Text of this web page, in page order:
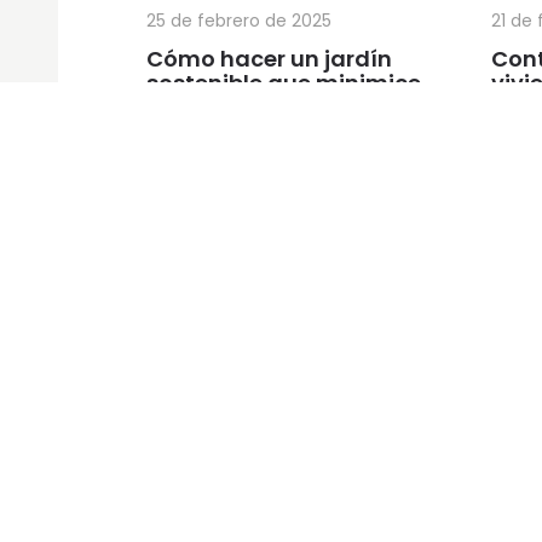
Cómo hacer un jardín
sostenible que minimice
25 de febrero de 2025 21 de